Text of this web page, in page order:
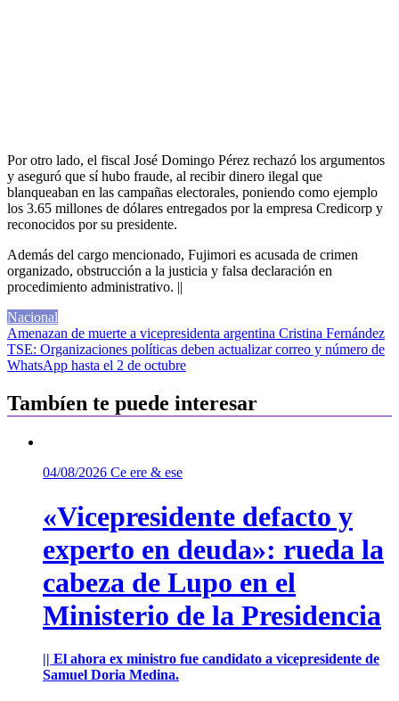
Por otro lado, el fiscal José Domingo Pérez rechazó los argumentos
y aseguró que sí hubo fraude, al recibir dinero ilegal que
blanqueaban en las campañas electorales, poniendo como ejemplo
los 3.65 millones de dólares entregados por la empresa Credicorp y
reconocidos por su presidente.
Además del cargo mencionado, Fujimori es acusada de crimen
organizado, obstrucción a la justicia y falsa declaración en
procedimiento administrativo. ||
Nacional
Navegación
de
Amenazan de muerte a vicepresidenta argentina Cristina Fernández
TSE: Organizaciones políticas deben actualizar correo y número de
WhatsApp hasta el 2 de octubre
Tambíen te puede interesar
04/08/2026 Ce ere & ese
«Vicepresidente defacto y
experto en deuda»: rueda la
cabeza de Lupo en el
Ministerio de la Presidencia
|| El ahora ex ministro fue candidato a vicepresidente de
Samuel Doria Medina.